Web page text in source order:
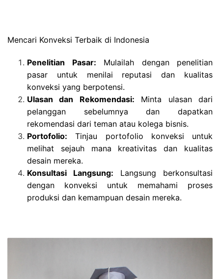
Mencari Konveksi Terbaik di Indonesia
Penelitian Pasar: Mulailah dengan penelitian
pasar untuk menilai reputasi dan kualitas
konveksi yang berpotensi.
Ulasan dan Rekomendasi: Minta ulasan dari
pelanggan sebelumnya dan dapatkan
rekomendasi dari teman atau kolega bisnis.
Portofolio: Tinjau portofolio konveksi untuk
melihat sejauh mana kreativitas dan kualitas
desain mereka.
Konsultasi Langsung: Langsung berkonsultasi
dengan konveksi untuk memahami proses
produksi dan kemampuan desain mereka.